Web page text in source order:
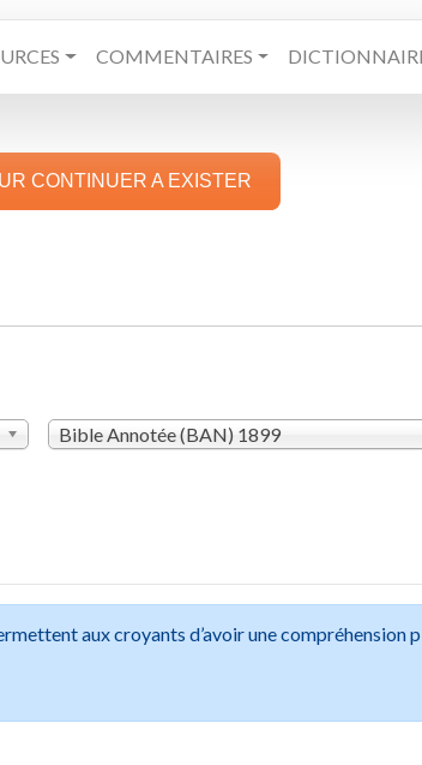
COMMENTAIRES
CONTINUER A EXISTER
Bible Annotée (BAN) 1899
aux croyants d’avoir une compréhension